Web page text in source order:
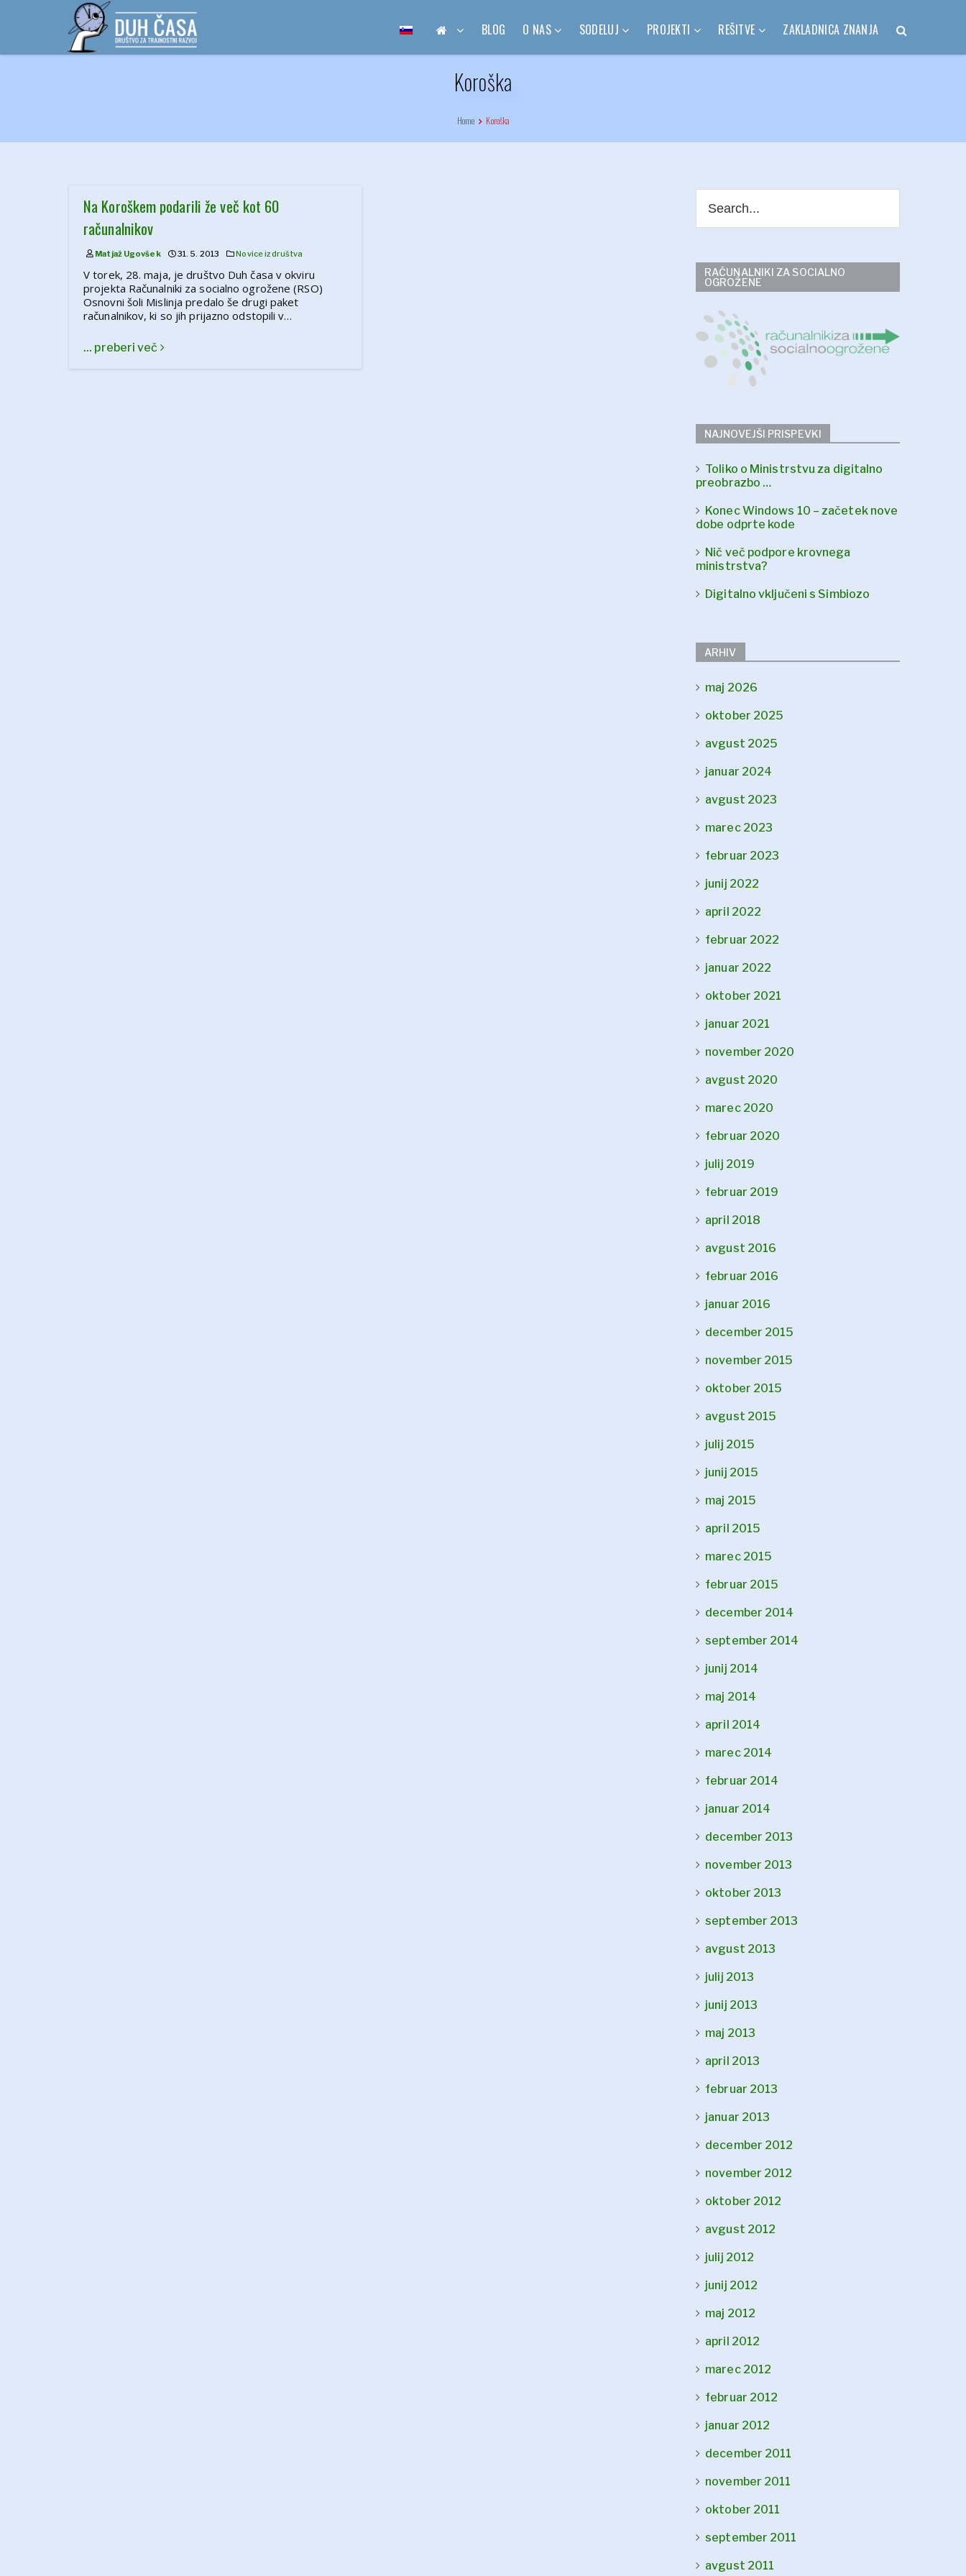
BLOG O NAS SODELUJ PROJEKTI REŠITVE ZAKLADNICA ZNANJA
Koroška
Home Koroška
Na Koroškem podarili že več kot 60
računalnikov
Matjaž Ugovšek 31. 5. 2013 Novice iz društva
V torek, 28. maja, je društvo Duh časa v okviru
projekta Računalniki za socialno ogrožene (RSO)
Osnovni šoli Mislinja predalo še drugi paket
računalnikov, ki so jih prijazno odstopili v…
... preberi več
RAČUNALNIKI ZA SOCIALNO
OGROŽENE
NAJNOVEJŠI PRISPEVKI
Toliko o Ministrstvu za digitalno
preobrazbo …
Konec Windows 10 – začetek nove
dobe odprte kode
Nič več podpore krovnega
ministrstva?
Digitalno vključeni s Simbiozo
ARHIV
maj 2026
oktober 2025
avgust 2025
januar 2024
avgust 2023
marec 2023
februar 2023
junij 2022
april 2022
februar 2022
januar 2022
oktober 2021
januar 2021
november 2020
avgust 2020
marec 2020
februar 2020
julij 2019
februar 2019
april 2018
avgust 2016
februar 2016
januar 2016
december 2015
november 2015
oktober 2015
avgust 2015
julij 2015
junij 2015
maj 2015
april 2015
marec 2015
februar 2015
december 2014
september 2014
junij 2014
maj 2014
april 2014
marec 2014
februar 2014
januar 2014
december 2013
november 2013
oktober 2013
september 2013
avgust 2013
julij 2013
junij 2013
maj 2013
april 2013
februar 2013
januar 2013
december 2012
november 2012
oktober 2012
avgust 2012
julij 2012
junij 2012
maj 2012
april 2012
marec 2012
februar 2012
januar 2012
december 2011
november 2011
oktober 2011
september 2011
avgust 2011